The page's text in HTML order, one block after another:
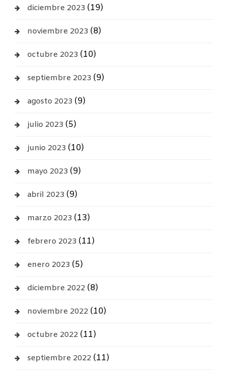
diciembre 2023 (19)
noviembre 2023 (8)
octubre 2023 (10)
septiembre 2023 (9)
agosto 2023 (9)
julio 2023 (5)
junio 2023 (10)
mayo 2023 (9)
abril 2023 (9)
marzo 2023 (13)
febrero 2023 (11)
enero 2023 (5)
diciembre 2022 (8)
noviembre 2022 (10)
octubre 2022 (11)
septiembre 2022 (11)